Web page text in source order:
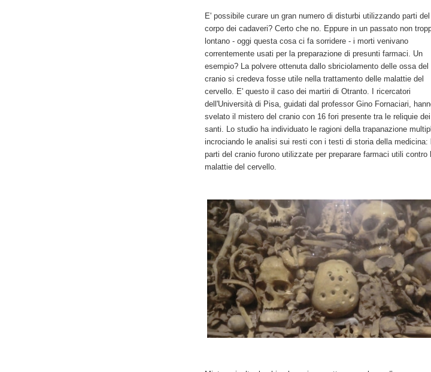
E' possibile curare un gran numero di disturbi utilizzando parti del
corpo dei cadaveri? Certo che no. Eppure in un passato non
lontano - oggi questa cosa ci fa sorridere - i morti venivano
correntemente usati per la preparazione di presunti farmaci. Un
esempio? La polvere ottenuta dallo sbriciolamento delle ossa del
cranio si credeva fosse utile nella trattamento delle malattie del
cervello. E' questo il caso dei martiri di Otranto. I ricercatori
dell'Università di Pisa, guidati dal professor Gino Fornaciari,
svelato il mistero del cranio con 16 fori presente tra le reliquie dei
santi. Lo studio ha individuato le ragioni della trapanazione
incrociando le analisi sui resti con i testi di storia della medicina:
parti del cranio furono utilizzate per preparare farmaci utili contro
malattie del cervello.